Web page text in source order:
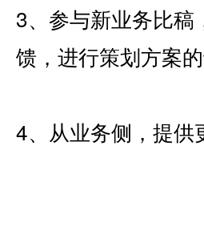
3、参与新业务比
馈，进行策划方案
4、从业务侧，提供